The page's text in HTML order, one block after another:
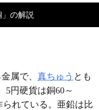
」の解説
属で、 真ちゅう とも
5円硬貨は銅60～
られている。亜鉛は比